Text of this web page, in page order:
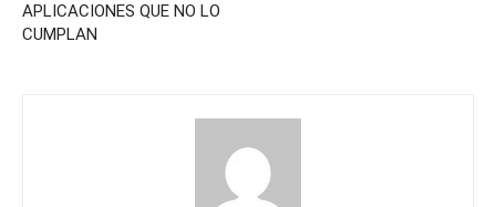
APLICACIONES QUE NO LO
CUMPLAN